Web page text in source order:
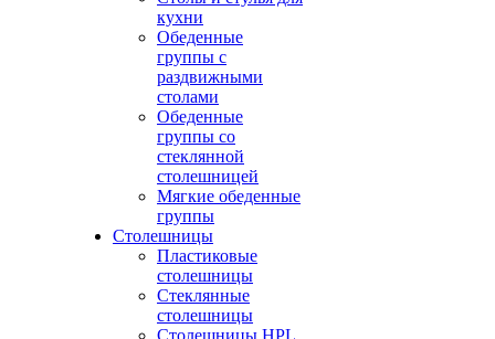
кухни
Обеденные
группы с
раздвижными
столами
Обеденные
группы со
стеклянной
столешницей
Мягкие обеденные
группы
Столешницы
Пластиковые
столешницы
Стеклянные
столешницы
Столешницы HPL